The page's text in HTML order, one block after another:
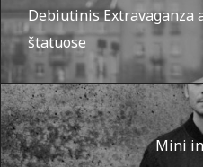
A post shared by Suru.lt - music
Debiutinis Extravaganza
štatuose
Mini